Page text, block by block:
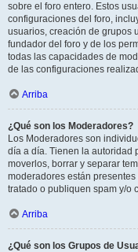
sobre el foro entero. Estos
configuraciones del foro,
usuarios, creación de grupos
fundador del foro y de los
todas las capacidades de
de las configuraciones
Arriba
¿Qué son los Moderadores?
Los Moderadores son
día a día. Tienen la autoridad
moverlos, borrar y separar
moderadores están
tratado o publiquen spam y/o
Arriba
¿Qué son los Grupos de